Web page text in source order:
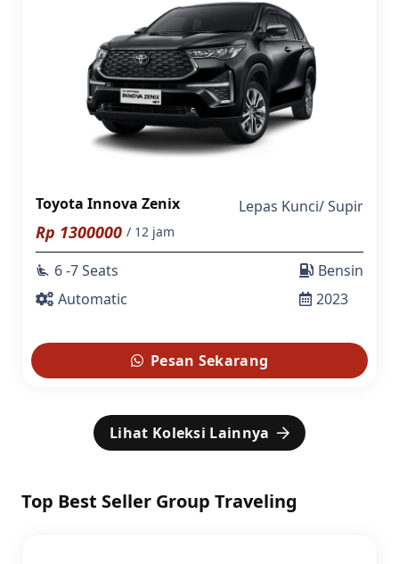
Toyota Innova Zenix Lepas Kunci/Supir
Rp 1300000 / 12 jam
airline_seat_recline_extra 6 -7 Seats
Automatic
Bensin
2023
Pesan Sekarang
Lihat Koleksi Lainnya
Top Best Seller Group Traveling